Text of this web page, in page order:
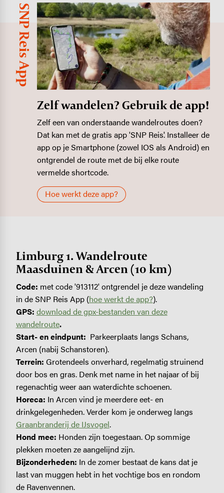
SNP Reis App
Zelf wandelen? Gebruik de app!
Zelf een van onderstaande wandelroutes doen?
Dat kan met de gratis app 'SNP Reis'. Installeer de
app op je Smartphone (zowel IOS als Android) en
ontgrendel de route met de bij elke route
vermelde shortcode.
Hoe werkt deze app?
Image
Limburg 1. Wandelroute
Maasduinen & Arcen (10 km)
Code: met code '913112' ontgrendel je deze wandeling
in de SNP Reis App (hoe werkt de app?).
GPS: download de gpx-bestanden van deze
wandelroute.
Start- en eindpunt: Parkeerplaats langs Schans,
Arcen (nabij Schanstoren).
Terrein: Grotendeels onverhard, regelmatig struinend
door bos en gras. Denk met name in het najaar of bij
regenachtig weer aan waterdichte schoenen.
Horeca: In Arcen vind je meerdere eet- en
drinkgelegenheden. Verder kom je onderweg langs
Graanbranderij de IJsvogel.
Hond mee: Honden zijn toegestaan. Op sommige
plekken moeten ze aangelijnd zijn.
Bijzonderheden: In de zomer bestaat de kans dat je
last van muggen hebt in het vochtige bos en rondom
de Ravenvennen.